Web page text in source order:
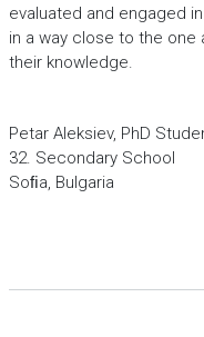
evaluated and engaged
in a way close to the one
their knowledge.
Petar Aleksiev, PhD
32. Secondary School
Soﬁa, Bulgaria